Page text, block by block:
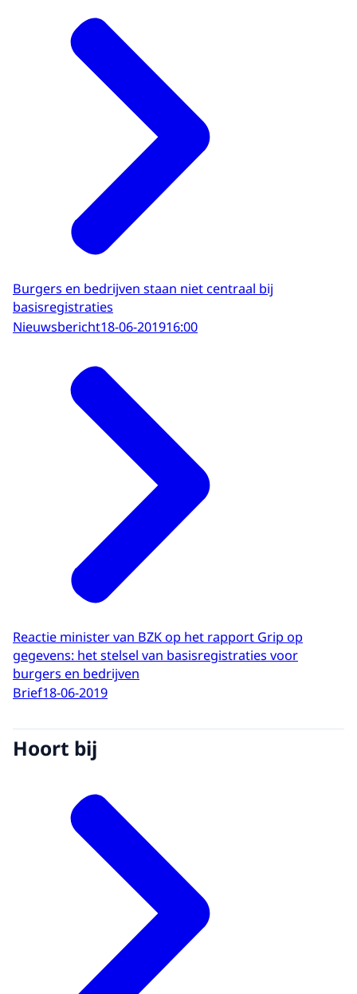
Burgers en bedrijven staan niet centraal bij
basisregistraties
Nieuwsbericht18-06-201916:00
Reactie minister van BZK op het rapport Grip op
gegevens: het stelsel van basisregistraties voor
burgers en bedrijven
Brief18-06-2019
Hoort bij